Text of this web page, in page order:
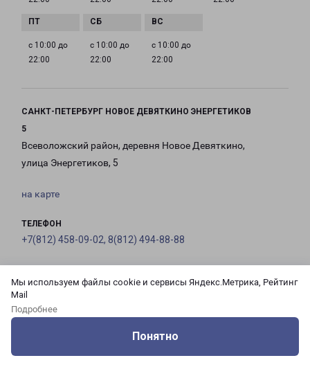
Мы используем файлы cookie и сервисы Яндекс.Метрика, Рейтинг
Mail
Подробнее
Понятно
с 10:00 до
22:00
с 10:00 до
22:00
с 10:00 до
22:00
САНКТ-ПЕТЕРБУРГ НОВОЕ ДЕВЯТКИНО ЭНЕРГЕТИКОВ
5
Всеволожский район, деревня Новое Девяткино,
улица Энергетиков, 5
на карте
ТЕЛЕФОН
+7(812) 458-09-02, 8(812) 494-88-88
pecom@pecom.ru
ГРАФИК РАБОТЫ